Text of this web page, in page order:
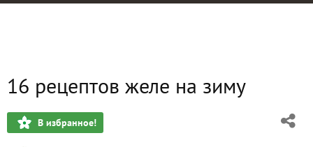
16 рецептов желе на зиму
В избранное!